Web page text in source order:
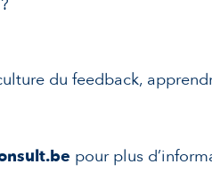
du feedback,
pour plus